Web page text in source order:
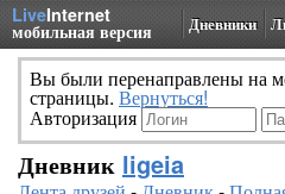
LiveInternet
мобильная версия Дневники
Вы были перенаправлены на
страницы. Вернуться!
Авторизация
Дневник ligeia